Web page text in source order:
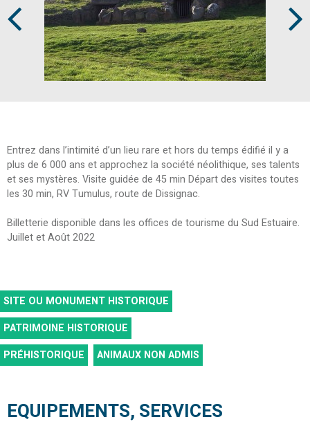
Entrez dans l’intimité d’un lieu rare et hors du temps édifié il y a
plus de 6 000 ans et approchez la société néolithique, ses talents
et ses mystères. Visite guidée de 45 min Départ des visites toutes
les 30 min, RV Tumulus, route de Dissignac.
Billetterie disponible dans les offices de tourisme du Sud Estuaire.
Juillet et Août 2022
SITE OU MONUMENT HISTORIQUE
PATRIMOINE HISTORIQUE
PRÉHISTORIQUE
ANIMAUX NON ADMIS
EQUIPEMENTS, SERVICES